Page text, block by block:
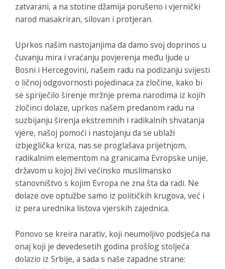
zatvarani, a na stotine džamija porušeno i vjernički
narod masakriran, silovan i protjeran.
Uprkos našim nastojanjima da damo svoj doprinos u
čuvanju mira i vraćanju povjerenja među ljude u
Bosni i Hercegovini, našem radu na podizanju svijesti
o ličnoj odgovornosti pojedinaca za zločine, kako bi
se spriječilo širenje mržnje prema narodima iz kojih
zločinci dolaze, uprkos našem predanom radu na
suzbijanju širenja ekstremnih i radikalnih shvatanja
vjere, našoj pomoći i nastojanju da se ublaži
izbjeglička kriza, nas se proglašava prijetnjom,
radikalnim elementom na granicama Evropske unije,
državom u kojoj živi većinsko muslimansko
stanovništvo s kojim Evropa ne zna šta da radi. Ne
dolaze ove optužbe samo iz političkih krugova, već i
iz pera urednika listova vjerskih zajednica.
Ponovo se kreira narativ, koji neumoljivo podsjeća na
onaj koji je devedesetih godina prošlog stoljeća
dolazio iz Srbije, a sada s naše zapadne strane: